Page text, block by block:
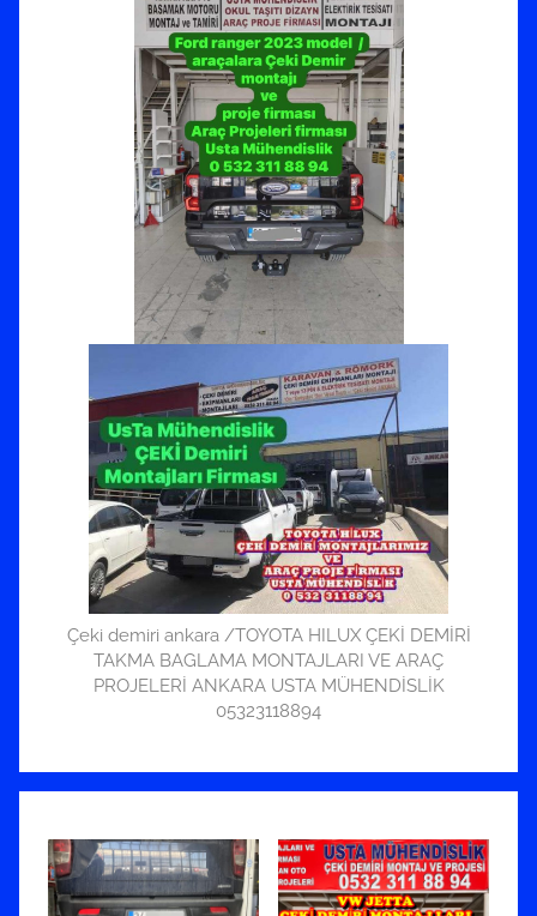
Çeki demiri ankara /TOYOTA HILUX ÇEKİ DEMİRİ
TAKMA BAGLAMA MONTAJLARI VE ARAÇ
PROJELERİ ANKARA USTA MÜHENDİSLİK
05323118894